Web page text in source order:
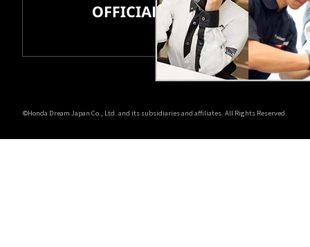
©Honda Dream Japan Co., Ltd. and its subsidiaries and affiliates. All Rights Reserved.
ホンダドリーム 草加
ホンダドリーム 新座